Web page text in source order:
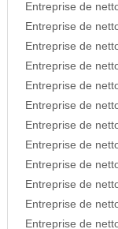
Entreprise de
Entreprise de
Entreprise de
Entreprise de
Entreprise de
Entreprise de
Entreprise de
Entreprise de
Entreprise de
Entreprise de
Entreprise de
Entreprise de